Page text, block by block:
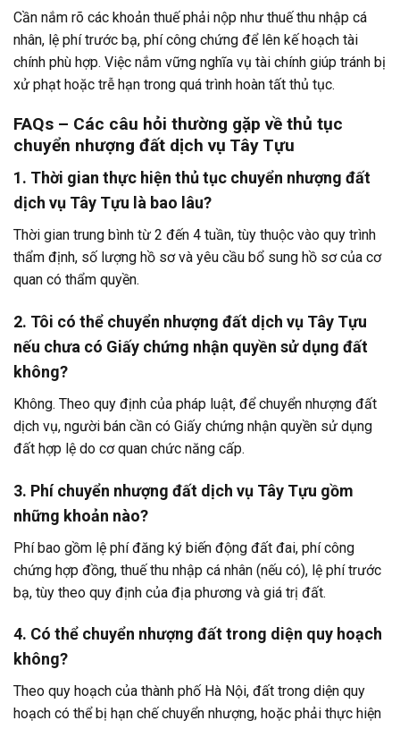
Cần nắm rõ các khoản thuế phải nộp như thuế thu nhập cá
nhân, lệ phí trước bạ, phí công chứng để lên kế hoạch tài
chính phù hợp. Việc nắm vững nghĩa vụ tài chính giúp tránh bị
xử phạt hoặc trễ hạn trong quá trình hoàn tất thủ tục.
FAQs – Các câu hỏi thường gặp về thủ tục
chuyển nhượng đất dịch vụ Tây Tựu
1. Thời gian thực hiện thủ tục chuyển nhượng đất
dịch vụ Tây Tựu là bao lâu?
Thời gian trung bình từ 2 đến 4 tuần, tùy thuộc vào quy trình
thẩm định, số lượng hồ sơ và yêu cầu bổ sung hồ sơ của cơ
quan có thẩm quyền.
2. Tôi có thể chuyển nhượng đất dịch vụ Tây Tựu
nếu chưa có Giấy chứng nhận quyền sử dụng đất
không?
Không. Theo quy định của pháp luật, để chuyển nhượng đất
dịch vụ, người bán cần có Giấy chứng nhận quyền sử dụng
đất hợp lệ do cơ quan chức năng cấp.
3. Phí chuyển nhượng đất dịch vụ Tây Tựu gồm
những khoản nào?
Phí bao gồm lệ phí đăng ký biến động đất đai, phí công
chứng hợp đồng, thuế thu nhập cá nhân (nếu có), lệ phí trước
bạ, tùy theo quy định của địa phương và giá trị đất.
4. Có thể chuyển nhượng đất trong diện quy hoạch
không?
Theo quy hoạch của thành phố Hà Nội, đất trong diện quy
hoạch có thể bị hạn chế chuyển nhượng, hoặc phải thực hiện